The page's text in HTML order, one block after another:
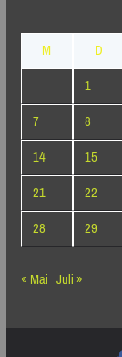
M
D
1
7
8
14
15
21
22
28
29
« Mai Juli »